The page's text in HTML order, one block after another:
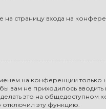
на страницу входа на
на конференции
вам не приходилось
это на общедоступном
отключил эту функцию.